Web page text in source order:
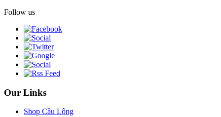
Follow us
Our Links
Shop Cầu Lông